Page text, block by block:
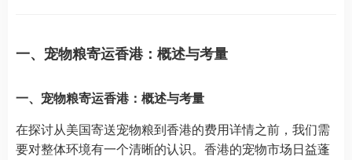
一、宠物粮寄运香港：概述与考量
一、宠物粮寄运香港：概述与考量
在探讨从美国寄送宠物粮到香港的费用详情之前，我们需
要对整体环境有一个清晰的认识。香港的宠物市场日益蓬